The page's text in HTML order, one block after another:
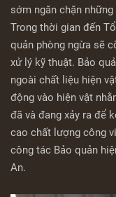
sớm ngăn chặn
Trong thời gian đến
quản phòng ngừa sẽ
xử lý kỹ thuật. Bảo
ngoài chất liệu hiện
động vào hiện vật
đã và đang xảy ra để
cao chất lượng công
công tác Bảo quản
An.